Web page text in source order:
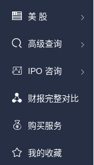
美 股
高级查询
IPO 咨询
财报完整对比
购买服务
我的收藏